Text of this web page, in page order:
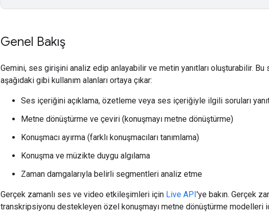
Genel Bakış
Gemini, ses girişini analiz edip anlayabilir ve metin yanıtları oluşturabilir. Bu
aşağıdaki gibi kullanım alanları ortaya çıkar:
Ses içeriğini açıklama, özetleme veya ses içeriğiyle ilgili soruları
Metne dönüştürme ve çeviri (konuşmayı metne dönüştürme)
Konuşmacı ayırma (farklı konuşmacıları tanımlama)
Konuşma ve müzikte duygu algılama
Zaman damgalarıyla belirli segmentleri analiz etme
Gerçek zamanlı ses ve video etkileşimleri için Live API'ye bakın. Gerçek
transkripsiyonu destekleyen özel konuşmayı metne dönüştürme modelleri